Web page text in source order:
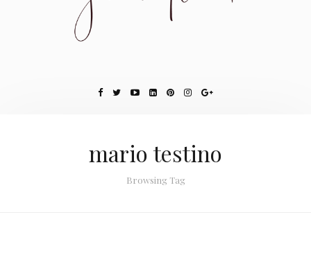
mario testino
Browsing Tag